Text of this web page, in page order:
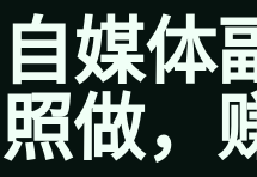
自媒体
照做，